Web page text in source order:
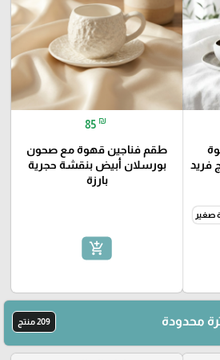
فريد
صغير
85 ₪
طقم فناجين قهوة مع صحون
بورسلان أبيض بنقشة حجرية
بارزة
add_shopping_cart
محدودة 209 منتج